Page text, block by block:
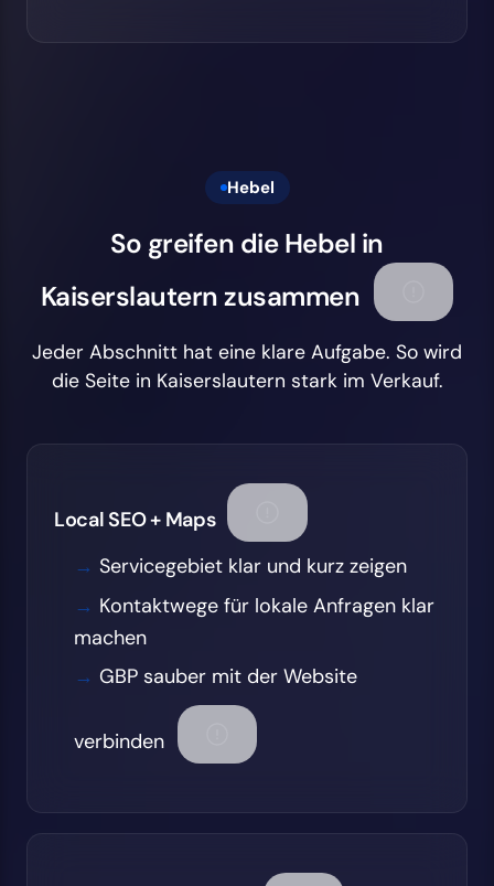
Hebel
So greifen die Hebel in
Kaiserslautern zusammen
Jeder Abschnitt hat eine klare Aufgabe. So wird
die Seite in Kaiserslautern stark im Verkauf.
Local SEO + Maps
Servicegebiet klar und kurz zeigen
Kontaktwege für lokale Anfragen klar
machen
GBP sauber mit der Website
verbinden